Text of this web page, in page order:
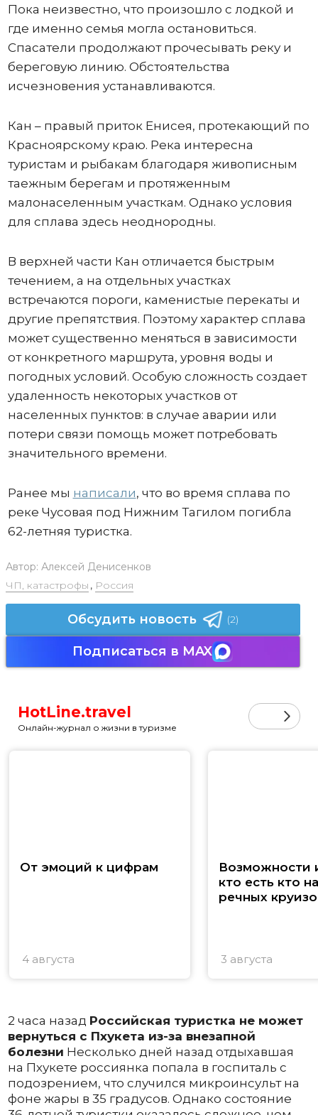
Пока неизвестно, что произошло с лодкой и
где именно семья могла остановиться.
Спасатели продолжают прочесывать реку и
береговую линию. Обстоятельства
исчезновения устанавливаются.
Кан – правый приток Енисея, протекающий по
Красноярскому краю. Река интересна
туристам и рыбакам благодаря живописным
таежным берегам и протяженным
малонаселенным участкам. Однако условия
для сплава здесь неоднородны.
В верхней части Кан отличается быстрым
течением, а на отдельных участках
встречаются пороги, каменистые перекаты и
другие препятствия. Поэтому характер сплава
может существенно меняться в зависимости
от конкретного маршрута, уровня воды и
погодных условий. Особую сложность создает
удаленность некоторых участков от
населенных пунктов: в случае аварии или
потери связи помощь может потребовать
значительного времени.
Ранее мы написали, что во время сплава по
реке Чусовая под Нижним Тагилом погибла
62-летняя туристка.
Автор: Алексей Денисенков
ЧП, катастрофы , Россия
Обсудить новость (2)
Подписаться в MAX
HotLine.travel
Онлайн-журнал о жизни в туризме
От эмоций к цифрам
4 августа
Возможности
кто есть кто
речных
3 августа
2 часа назад Российская туристка не может
вернуться с Пхукета из-за внезапной
болезни Несколько дней назад отдыхавшая
на Пхукете россиянка попала в госпиталь с
подозрением, что случился микроинсульт на
фоне жары в 35 градусов. Однако состояние